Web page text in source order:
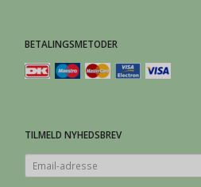
BETALINGSMETODER
TILMELD NYHEDSBREV
Email-
adresse